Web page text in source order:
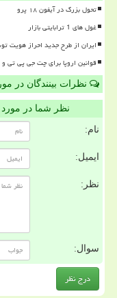
تحول بزرگ در آیفون ۱۸ پرو
غول های 1 ترابایتی بازار
ایران از طرح جدید احراز هویت
قوانین اروپا برای چت جی پی
نظرات بینندگان در
نظر شما در
نام:
ایمیل:
نظر:
سوال: